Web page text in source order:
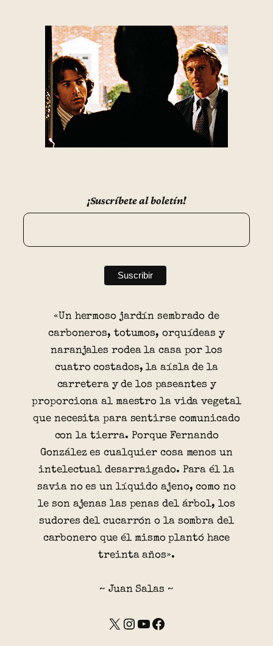
¡Suscríbete al boletín!
«Un hermoso jardín sembrado de
carboneros, totumos, orquídeas y
naranjales rodea la casa por los
cuatro costados, la aísla de la
carretera y de los paseantes y
proporciona al maestro la vida vegetal
que necesita para sentirse comunicado
con la tierra. Porque Fernando
González es cualquier cosa menos un
intelectual desarraigado. Para él la
savia no es un líquido ajeno, como no
le son ajenas las penas del árbol, los
sudores del cucarrón o la sombra del
carbonero que él mismo plantó hace
treinta años».
~ Juan Salas ~
X Instagram YouTube Facebook